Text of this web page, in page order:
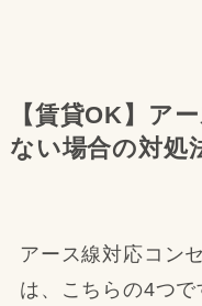
【賃貸OK】ア
ない場合の対処
アース線対応コン
は、こちらの4つで